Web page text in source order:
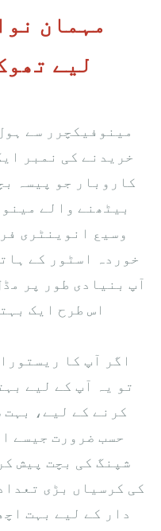
مہمان
لیے
مینوفیکچرر سے
خریدنے کی نمبر
کاروبار جو پیسہ
بیٹھنے والے
وسیع انوینٹری
خوردہ اسٹور کے
آپ بنیادی طور پر
اس طرح ایک
اگر آپ کا
تو یہ آپ کے لیے
کرنے کے لیے،
حسب ضرورت جیسے
شپنگ کی بچت پیش
کی کرسیاں بڑی
دار کے لیے بہت